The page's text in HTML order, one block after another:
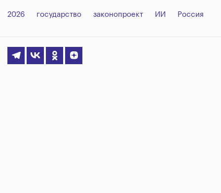
2026 государство законопроект ИИ Россия